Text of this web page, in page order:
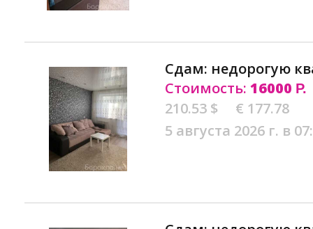
Сдам: недорогую
Стоимость: 16000 Р.
210.53 $
€ 177.78
5 августа 2026 г. в